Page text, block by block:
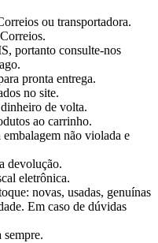
ou transportadora.
portanto consulte-nos
pronta entrega.
no site.
de volta.
ao carrinho.
não violada e
devolução.
eletrônica.
novas, usadas, genuínas
Em caso de dúvidas
sempre.